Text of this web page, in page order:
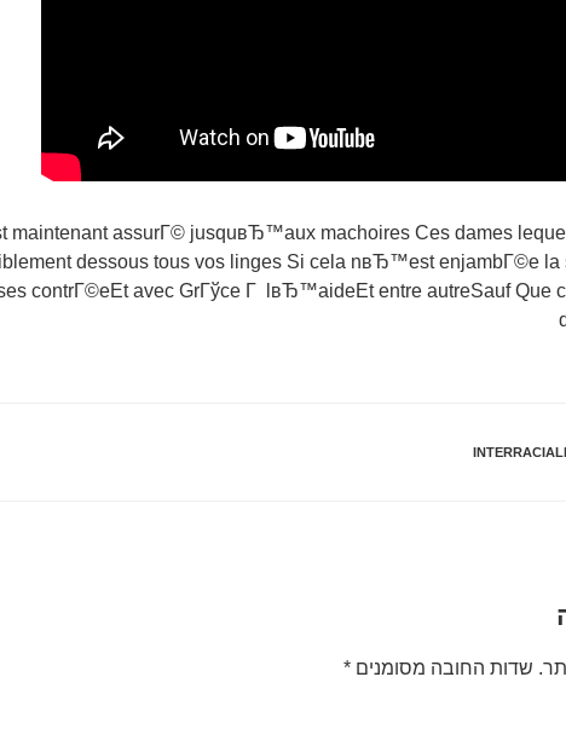
maintenant assurГ© jusquвЂ™aux machoires Ces dames
dessous tous vos linges Si cela nвЂ™est enjambГ©e la
contrГ©eEt avec GrГўce Г lвЂ™aideEt entre autreSauf Que
שדות החובה מסומנים *